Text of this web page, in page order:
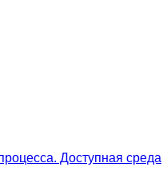
Доступная среда